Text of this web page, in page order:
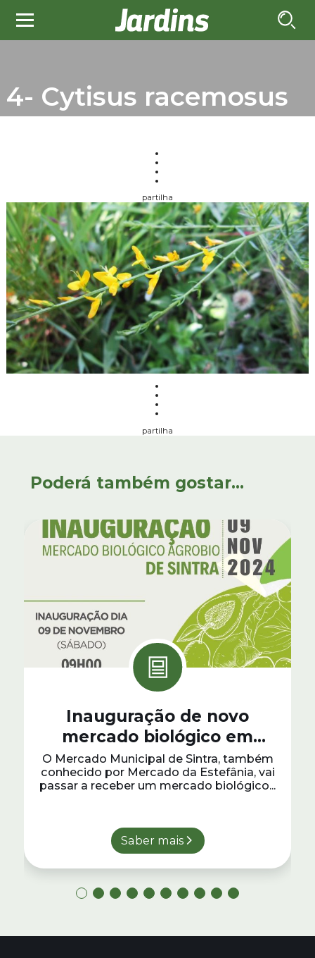
4- Cytisus racemosus
partilha
partilha
Poderá também gostar...
Inauguração de novo
mercado biológico em
Sintra
O Mercado Municipal de Sintra, também
conhecido por Mercado da Estefânia, vai
passar a receber um mercado biológico...
Saber mais